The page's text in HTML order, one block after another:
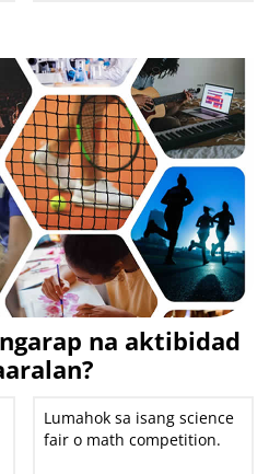
na aktibidad
Lumahok sa isang science
fair o math competition.